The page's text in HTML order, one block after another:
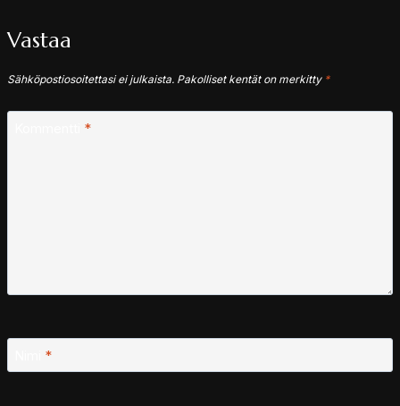
Vastaa
Sähköpostiosoitettasi ei julkaista. Pakolliset kentät on merkitty *
*
*